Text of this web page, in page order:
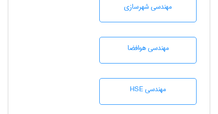
مهندسی شهرسازی
مهندسی هوافضا
مهندسی HSE